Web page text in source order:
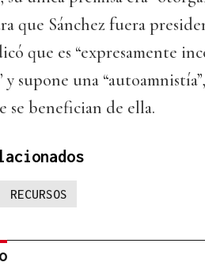
que Sánchez fuera
que es “expresamente
y supone una
se benefician de ella.
RECURSOS